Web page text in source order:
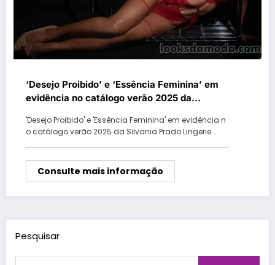
‘Desejo Proibido’ e ‘Essência Feminina’ em
evidência no catálogo verão 2025 da
'Desejo Proibido' e 'Essência Feminina' em evidência n
o catálogo verão 2025 da Silvania Prado Lingerie…
Consulte mais informação
Pesquisar